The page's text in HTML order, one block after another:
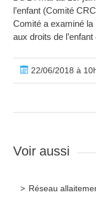
l’enfant (Comité
Comité a examiné
aux droits de
22/06/2018 à
Voir aussi
Réseau